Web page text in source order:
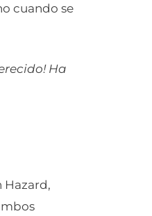
cuando se
Ha
Hazard,